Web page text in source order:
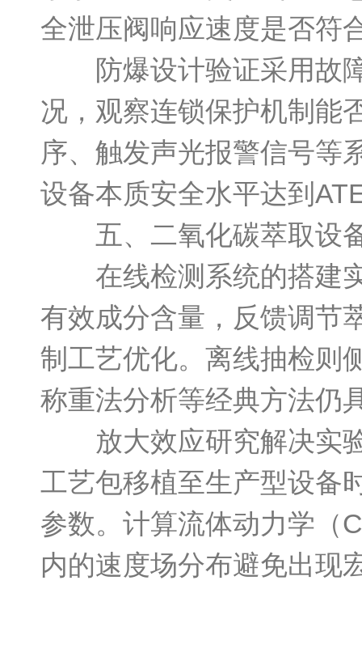
全泄压阀响应速度是否符
防爆设计验证采用故障
况，观察连锁保护机制能
序、触发声光报警信号等
设备本质安全水平达到
五、二氧化碳萃取设
在线检测系统的搭建实
有效成分含量，反馈调节
制工艺优化。离线抽检则
称重法分析等经典方法仍
放大效应研究解决实验
工艺包移植至生产型设备
参数。计算流体动力学（
内的速度场分布避免出现